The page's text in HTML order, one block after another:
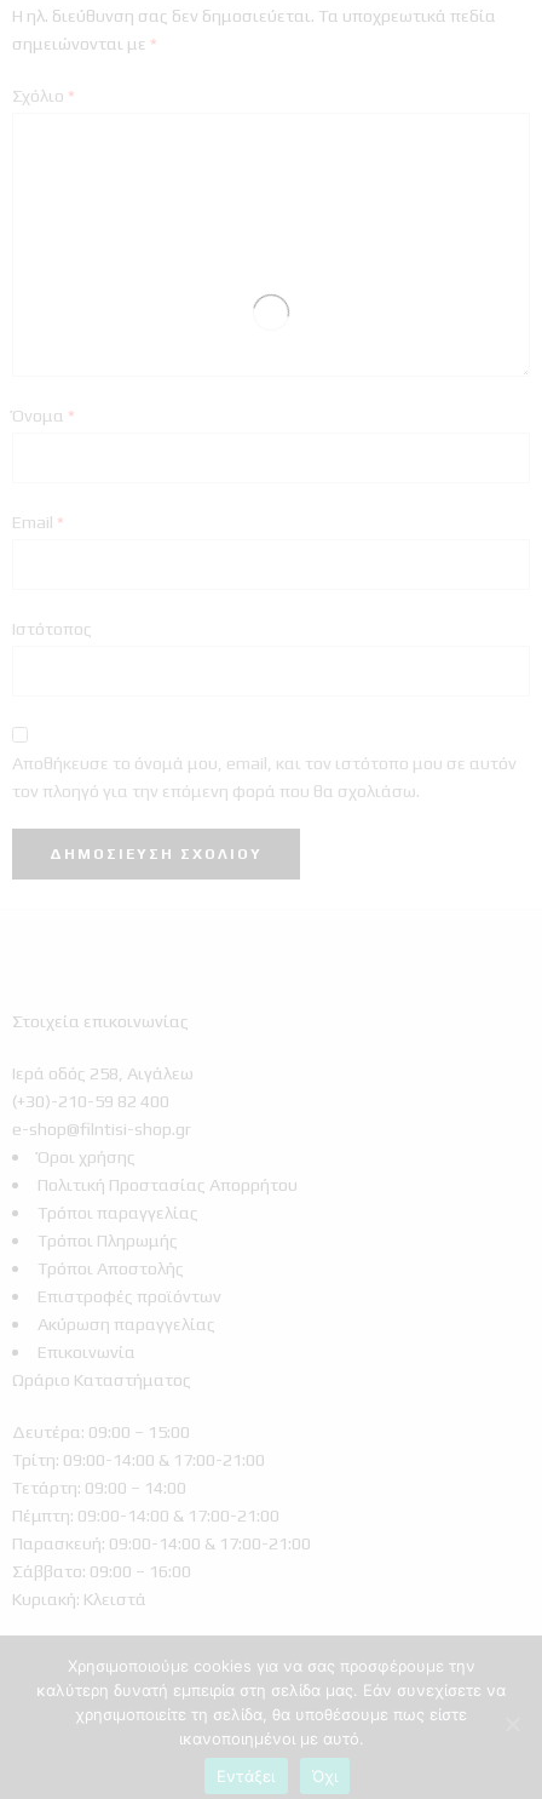
Η ηλ. διεύθυνση σας δεν δημοσιεύεται. Τα υποχρεωτικά πεδία
σημειώνονται με *
Σχόλιο *
Όνομα *
Email *
Ιστότοπος
Αποθήκευσε το όνομά μου, email, και τον ιστότοπο μου σε αυτόν
τον πλοηγό για την επόμενη φορά που θα σχολιάσω.
Στοιχεία επικοινωνίας
Ιερά οδός 258, Αιγάλεω
(+30)-210-59 82 400
e-shop@filntisi-shop.gr
Όροι χρήσης
Πολιτική Προστασίας Απορρήτου
Τρόποι παραγγελίας
Τρόποι Πληρωμής
Τρόποι Αποστολής
Επιστροφές προϊόντων
Ακύρωση παραγγελίας
Επικοινωνία
Ωράριο Καταστήματος
Δευτέρα: 09:00 – 15:00
Τρίτη: 09:00-14:00 & 17:00-21:00
Τετάρτη: 09:00 – 14:00
Πέμπτη: 09:00-14:00 & 17:00-21:00
Παρασκευή: 09:00-14:00 & 17:00-21:00
Σάββατο: 09:00 – 16:00
Κυριακή: Κλειστά
Ελληνικά
Χρησιμοποιούμε cookies για να σας προσφέρουμε την
καλύτερη δυνατή εμπειρία στη σελίδα μας. Εάν συνεχίσετε να
χρησιμοποιείτε τη σελίδα, θα υποθέσουμε πως είστε
ικανοποιημένοι με αυτό.
Εντάξει
Όχι